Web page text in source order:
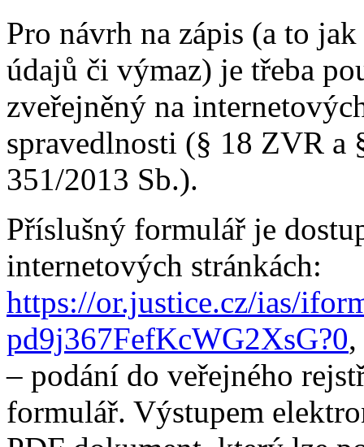
Pro návrh na zápis (a to
údajů či výmaz) je třeba
zveřejněný na
spravedlnosti (§ 18 ZVR a
351/2013 Sb.).
Příslušný formulář je
internetových stránkách:
https://or.justice.cz/ias/
pd9j367FefKcWG2XsG?0
– podání do veřejného
formulář. Výstupem